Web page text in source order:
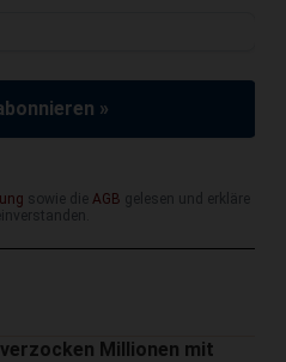
»
sowie die AGB gelesen und erkläre
Millionen mit